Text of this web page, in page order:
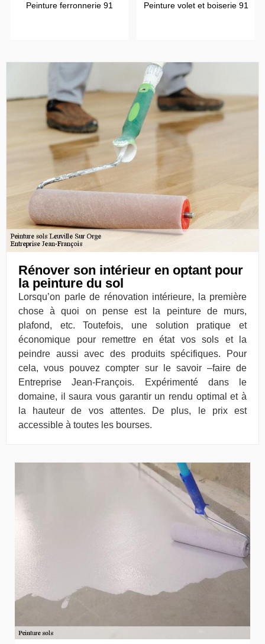
Peinture ferronnerie 91 Peinture volet et boiserie 91
Rénover son intérieur en optant pour
la peinture du sol
Lorsqu’on parle de rénovation intérieure, la première
chose à quoi on pense est la peinture de murs,
plafond, etc. Toutefois, une solution pratique et
économique pour remettre en état vos sols et la
peindre aussi avec des produits spécifiques. Pour
cela, vous pouvez compter sur le savoir –faire de
Entreprise Jean-François. Expérimenté dans le
domaine, il saura vous garantir un rendu optimal et à
la hauteur de vos attentes. De plus, le prix est
accessible à toutes les bourses.